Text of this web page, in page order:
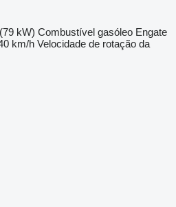
kW) Combustível gasóleo Engate
km/h Velocidade de rotação da